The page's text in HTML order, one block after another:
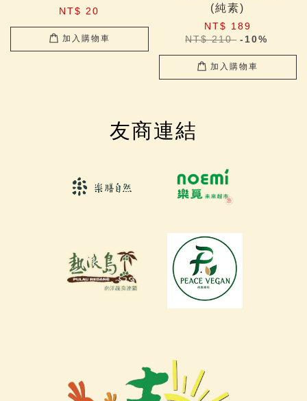
NT$ 20
加入購物車
(純素)
NT$ 189
NT$ 210 -10%
加入購物車
友商連結